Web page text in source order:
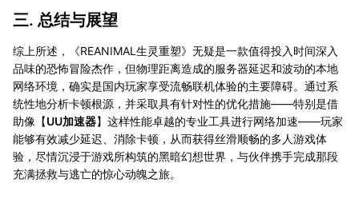
三. 总结与展望
综上所述，《REANIMAL生灵重塑》无疑是一款值得投入时间深入
品味的恐怖冒险杰作，但物理距离造成的服务器延迟和波动的本地
网络环境，确实是国内玩家享受流畅联机体验的主要障碍。通过系
统性地分析卡顿根源，并采取具有针对性的优化措施——特别是借
助像【UU加速器】这样性能卓越的专业工具进行网络加速——玩家
能够有效减少延迟、消除卡顿，从而获得丝滑顺畅的多人游戏体
验，尽情沉浸于游戏所构筑的黑暗幻想世界，与伙伴携手完成那段
充满拯救与逃亡的惊心动魄之旅。